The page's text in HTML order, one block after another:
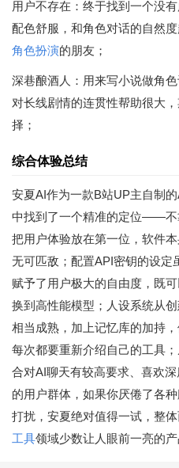
用户不存在：终于找到一个没
配色舒服，和角色对话的自然
角色扮演的朋友；
深巷酿酒人：用来写小说做角
对长线剧情的连贯性帮助很大
择；
综合体验总结
安夏AI作为一款B站UP主自制
中找到了一个精准的定位——不
把用户体验放在第一位，软件
无可匹敌；配置API密钥的设定
赋予了用户极大的自由度，既
换到高性能模型；人设系统从
相当成熟，加上记忆库的加持
每次都要重新介绍自己的工具
合对AI聊天有较高要求、喜欢深
的用户群体，如果你厌倦了各
打扰，安夏绝对值得一试，整
工具领域少数让人眼前一亮的产